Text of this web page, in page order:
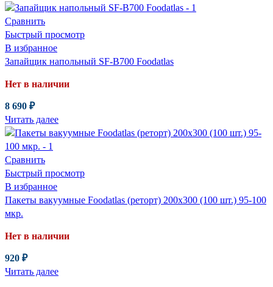
Сравнить
Быстрый просмотр
В избранное
Запайщик напольный SF-B700 Foodatlas
Нет в наличии
8 690 ₽
Читать далее
Сравнить
Быстрый просмотр
В избранное
Пакеты вакуумные Foodatlas (реторт) 200х300 (100 шт.) 95-100
мкр.
Нет в наличии
920 ₽
Читать далее